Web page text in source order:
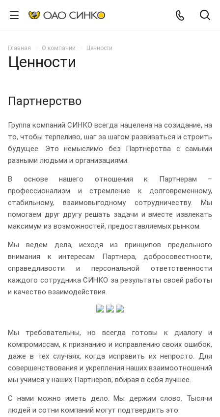
Главная О компании Ценности
Ценности
Партнерство
Группа компаний СИНКО всегда нацелена на созидание, на
то, чтобы терпеливо, шаг за шагом развиваться и строить
будущее. Это немыслимо без Партнерства с самыми
разными людьми и организациями.
В основе нашего отношения к Партнерам –
профессионализм и стремление к долговременному,
стабильному, взаимовыгодному сотрудничеству. Мы
помогаем друг другу решать задачи и вместе извлекать
максимум из возможностей, предоставляемых рынком.
Мы ведем дела, исходя из принципов предельного
внимания к интересам Партнера, добросовестности,
справедливости и персональной ответственности
каждого сотрудника СИНКО за результаты своей работы
и качество взаимодействия.
Мы требовательны, но всегда готовы к диалогу и
компромиссам, к признанию и исправлению своих ошибок,
даже в тех случаях, когда исправить их непросто. Для
совершенствования и укрепления наших взаимоотношений
мы учимся у наших Партнеров, вбирая в себя лучшее.
С нами можно иметь дело. Мы держим слово. Тысячи
людей и сотни компаний могут подтвердить это.